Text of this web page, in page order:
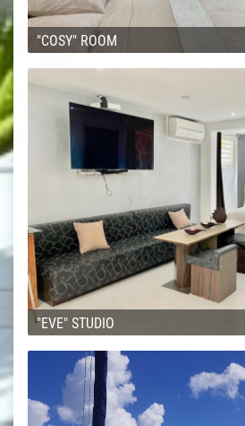
"COSY" ROOM
"EVE" STUDIO